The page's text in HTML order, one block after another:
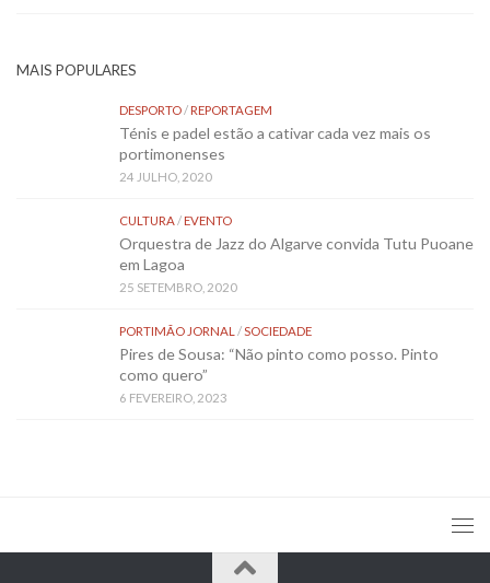
MAIS POPULARES
DESPORTO/REPORTAGEM
Ténis e padel estão a cativar cada vez mais os
portimonenses
24 JULHO, 2020
CULTURA/EVENTO
Orquestra de Jazz do Algarve convida Tutu Puoane
em Lagoa
25 SETEMBRO, 2020
PORTIMÃO JORNAL /SOCIEDADE
Pires de Sousa: “Não pinto como posso. Pinto
como quero”
6 FEVEREIRO, 2023